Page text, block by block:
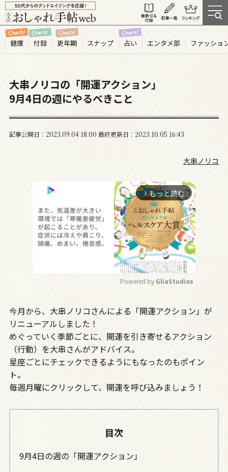
健康 付録 更年期 スナップ 占い エンタメ部 ファッショ
大串ノリコの「開運アクション」
9月4日の週にやるべきこと
記事公開日 2023.09 0418:00 最終更新日 2023.10.05 16:43
大串ノリコ
arrow_forward_ios もっと読む
u
e
Powered by GliaStudios
今月から、大串ノリコさんによる「開運アクション」が
リニューアルしました！
めぐっていく季節ごとに、開運を引き寄せるアクション
（行動）を大串さんがアドバイス。
星座ごとにチェックできるようにもなったのもポイン
ト。
毎週月曜にクリックして、開運を呼び込みましょう！
目次
9月4日の週の「開運アクション」